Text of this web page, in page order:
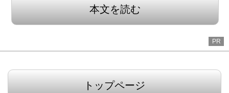
本文を読む
PR
トップページ